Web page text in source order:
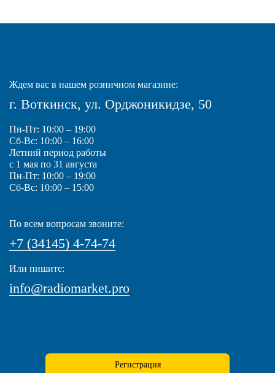
Ждем вас в нашем розничном магазине:
г. Воткинск, ул. Орджоникидзе, 50
Пн-Пт: 10:00 – 19:00
Сб-Вс: 10:00 – 16:00
Летний период работы
с 1 мая по 31 августа
Пн-Пт: 10:00 – 19:00
Сб-Вс: 10:00 – 15:00
По всем вопросам звоните:
+7 (34145) 4-74-74
Или пишите:
info@radiomarket.pro
Регистрация